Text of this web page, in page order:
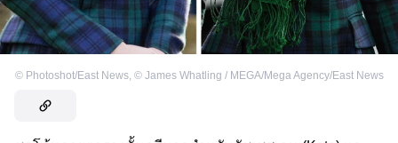
© Photoshot/East News, © James Whatling / MEGA/Mega Agency/East News